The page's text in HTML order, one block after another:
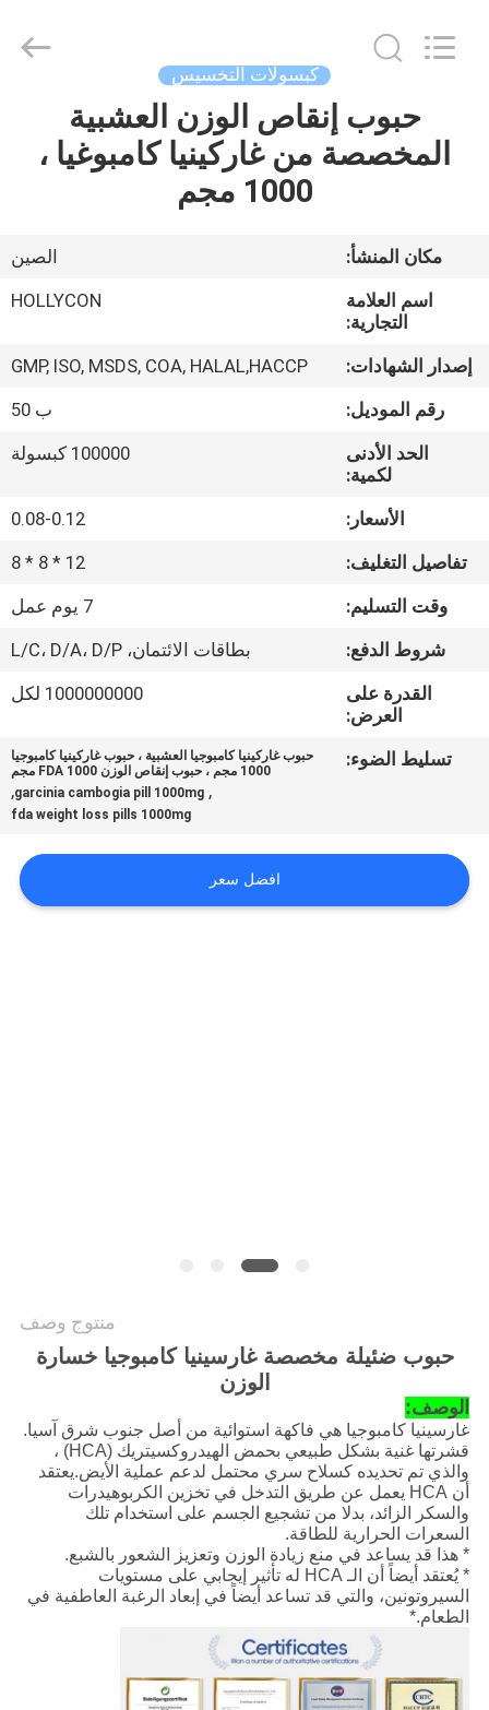
أشرطة
فيديو
حول
جولة
المعمل
ضبط
الجودة
جميع
كبسولات التخسيس
حبوب إنقاص الوزن العشبية
المخصصة من غاركينيا كامبوغيا ،
1000 مجم
مكان المنشأ:
الصين
اسم العلامة
التجارية:
HOLLYCON
إصدار الشهادات:
GMP, ISO, MSDS, COA, HALAL,HACCP
رقم الموديل:
ب 50
الحد الأدنى
لكمية:
100000 كبسولة
الأسعار:
0.08-0.12
تفاصيل التغليف:
12 * 8 * 8
وقت التسليم:
7 يوم عمل
شروط الدفع:
بطاقات الائتمان، L/C، D/A، D/P
القدرة على
العرض:
1000000000 لكل
تسليط الضوء:
حبوب غاركينيا كامبوجيا العشبية ، حبوب غاركينيا كامبوجيا
1000 مجم ، حبوب إنقاص الوزن FDA 1000 مجم
,
garcinia cambogia pill 1000mg
,
fda weight loss pills 1000mg
افضل سعر
منتوج وصف
حبوب ضئيلة مخصصة غارسينيا كامبوجيا خسارة
الوزن
الوصف:
غارسينيا كامبوجيا هي فاكهة استوائية من أصل جنوب شرق آسيا.
قشرتها غنية بشكل طبيعي بحمض الهيدروكسيتريك (HCA) ،
والذي تم تحديده كسلاح سري محتمل لدعم عملية الأيض.يعتقد
أن HCA يعمل عن طريق التدخل في تخزين الكربوهيدرات
والسكر الزائد، بدلا من تشجيع الجسم على استخدام تلك
السعرات الحرارية للطاقة.
* هذا قد يساعد في منع زيادة الوزن وتعزيز الشعور بالشبع.
* يُعتقد أيضاً أن الـ HCA له تأثير إيجابي على مستويات
السيروتونين، والتي قد تساعد أيضاً في إبعاد الرغبة العاطفية في
الطعام.*